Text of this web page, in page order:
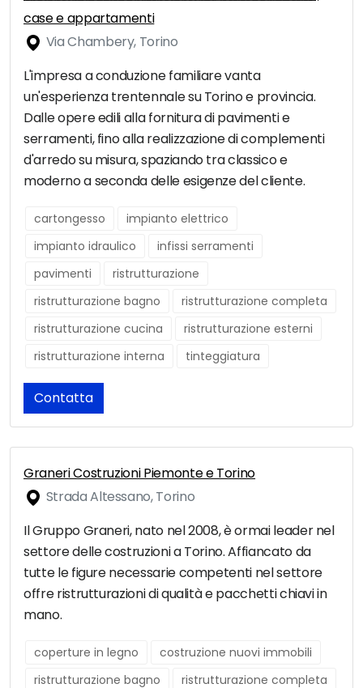
case e appartamenti
Via Chambery, Torino
L'impresa a conduzione familiare vanta
un'esperienza trentennale su Torino e provincia.
Dalle opere edili alla fornitura di pavimenti e
serramenti, fino alla realizzazione di complementi
d'arredo su misura, spaziando tra classico e
moderno a seconda delle esigenze del cliente.
cartongesso
impianto elettrico
impianto idraulico
infissi serramenti
pavimenti
ristrutturazione
ristrutturazione bagno
ristrutturazione completa
ristrutturazione cucina
ristrutturazione esterni
ristrutturazione interna
tinteggiatura
Contatta
Graneri Costruzioni Piemonte e Torino
Strada Altessano, Torino
Il Gruppo Graneri, nato nel 2008, è ormai leader nel
settore delle costruzioni a Torino. Affiancato da
tutte le figure necessarie competenti nel settore
offre ristrutturazioni di qualità e pacchetti chiavi in
mano.
coperture in legno
costruzione nuovi immobili
ristrutturazione bagno
ristrutturazione completa